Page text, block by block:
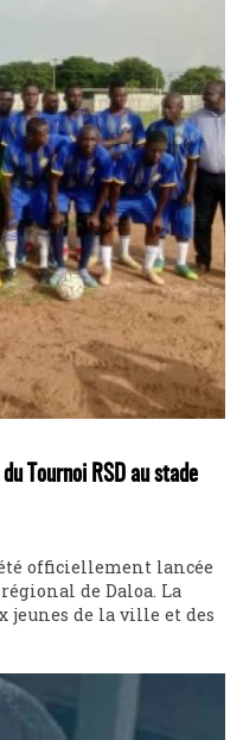
Tournoi RSD au stade
officiellement lancée
de Daloa. La
jeunes de la ville et des